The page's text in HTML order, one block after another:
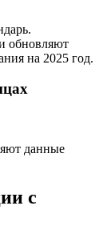
обновляют
на 2025 год.
данные
с